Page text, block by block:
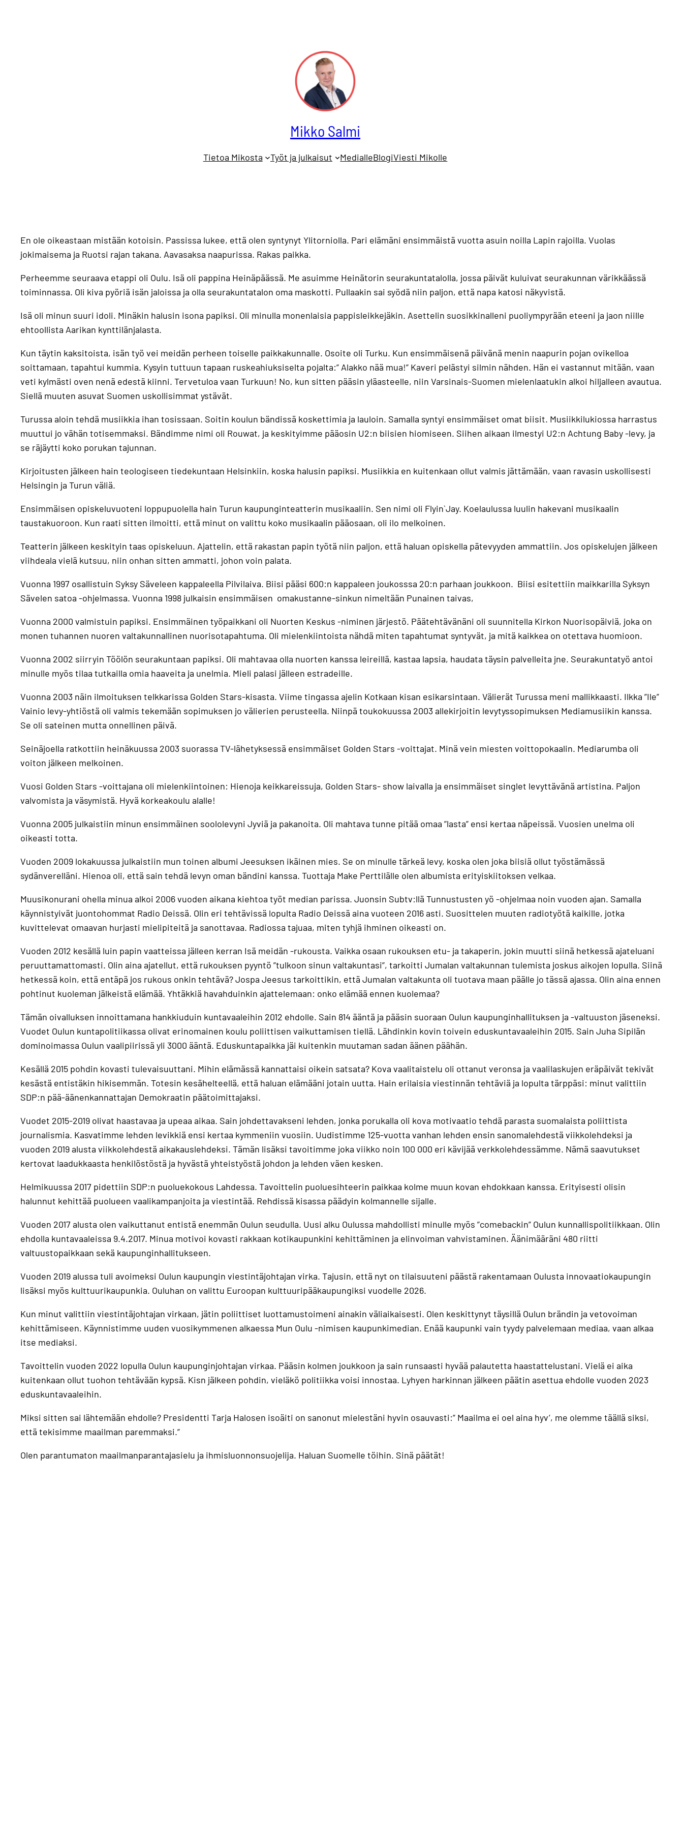
Mikko Salmi
Tietoa Mikosta Työt ja julkaisut MedialleBlogiViesti Mikolle
En ole oikeastaan mistään kotoisin. Passissa lukee, että olen syntynyt Ylitorniolla. Pari elämäni ensimmäistä vuotta asuin noilla Lapin rajoilla. Vuolas
jokimaisema ja Ruotsi rajan takana. Aavasaksa naapurissa. Rakas paikka.
Perheemme seuraava etappi oli Oulu. Isä oli pappina Heinäpäässä. Me asuimme Heinätorin seurakuntatalolla, jossa päivät kuluivat seurakunnan värikkäässä
toiminnassa. Oli kiva pyöriä isän jaloissa ja olla seurakuntatalon oma maskotti. Pullaakin sai syödä niin paljon, että napa katosi näkyvistä.
Isä oli minun suuri idoli. Minäkin halusin isona papiksi. Oli minulla monenlaisia pappisleikkejäkin. Asettelin suosikkinalleni puoliympyrään eteeni ja jaon niille
ehtoollista Aarikan kynttilänjalasta.
Kun täytin kaksitoista, isän työ vei meidän perheen toiselle paikkakunnalle. Osoite oli Turku. Kun ensimmäisenä päivänä menin naapurin pojan ovikelloa
soittamaan, tapahtui kummia. Kysyin tuttuun tapaan ruskeahiuksiselta pojalta:” Alakko nää mua!” Kaveri pelästyi silmin nähden. Hän ei vastannut mitään, vaan
veti kylmästi oven nenä edestä kiinni. Tervetuloa vaan Turkuun! No, kun sitten pääsin yläasteelle, niin Varsinais-Suomen mielenlaatukin alkoi hiljalleen avautua.
Siellä muuten asuvat Suomen uskollisimmat ystävät.
Turussa aloin tehdä musiikkia ihan tosissaan. Soitin koulun bändissä koskettimia ja lauloin. Samalla syntyi ensimmäiset omat biisit. Musiikkilukiossa harrastus
muuttui jo vähän totisemmaksi. Bändimme nimi oli Rouwat, ja keskityimme pääosin U2:n biisien hiomiseen. Siihen aikaan ilmestyi U2:n Achtung Baby -levy, ja
se räjäytti koko porukan tajunnan.
Kirjoitusten jälkeen hain teologiseen tiedekuntaan Helsinkiin, koska halusin papiksi. Musiikkia en kuitenkaan ollut valmis jättämään, vaan ravasin uskollisesti
Helsingin ja Turun väliä.
Ensimmäisen opiskeluvuoteni loppupuolella hain Turun kaupunginteatterin musikaaliin. Sen nimi oli Flyin`Jay. Koelaulussa luulin hakevani musikaalin
taustakuoroon. Kun raati sitten ilmoitti, että minut on valittu koko musikaalin pääosaan, oli ilo melkoinen.
Teatterin jälkeen keskityin taas opiskeluun. Ajattelin, että rakastan papin työtä niin paljon, että haluan opiskella pätevyyden ammattiin. Jos opiskelujen jälkeen
viihdeala vielä kutsuu, niin onhan sitten ammatti, johon voin palata.
Vuonna 1997 osallistuin Syksy Säveleen kappaleella Pilvilaiva. Biisi pääsi 600:n kappaleen joukosssa 20:n parhaan joukkoon. Biisi esitettiin maikkarilla Syksyn
Sävelen satoa -ohjelmassa. Vuonna 1998 julkaisin ensimmäisen omakustanne-sinkun nimeltään Punainen taivas,
Vuonna 2000 valmistuin papiksi. Ensimmäinen työpaikkani oli Nuorten Keskus -niminen järjestö. Päätehtävänäni oli suunnitella Kirkon Nuorisopäiviä, joka on
monen tuhannen nuoren valtakunnallinen nuorisotapahtuma. Oli mielenkiintoista nähdä miten tapahtumat syntyvät, ja mitä kaikkea on otettava huomioon.
Vuonna 2002 siirryin Töölön seurakuntaan papiksi. Oli mahtavaa olla nuorten kanssa leireillä, kastaa lapsia, haudata täysin palvelleita jne. Seurakuntatyö antoi
minulle myös tilaa tutkailla omia haaveita ja unelmia. Mieli palasi jälleen estradeille.
Vuonna 2003 näin ilmoituksen telkkarissa Golden Stars-kisasta. Viime tingassa ajelin Kotkaan kisan esikarsintaan. Välierät Turussa meni mallikkaasti. Ilkka ”Ile”
Vainio levy-yhtiöstä oli valmis tekemään sopimuksen jo välierien perusteella. Niinpä toukokuussa 2003 allekirjoitin levytyssopimuksen Mediamusiikin kanssa.
Se oli sateinen mutta onnellinen päivä.
Seinäjoella ratkottiin heinäkuussa 2003 suorassa TV-lähetyksessä ensimmäiset Golden Stars -voittajat. Minä vein miesten voittopokaalin. Mediarumba oli
voiton jälkeen melkoinen.
Vuosi Golden Stars -voittajana oli mielenkiintoinen: Hienoja keikkareissuja, Golden Stars- show laivalla ja ensimmäiset singlet levyttävänä artistina. Paljon
valvomista ja väsymistä. Hyvä korkeakoulu alalle!
Vuonna 2005 julkaistiin minun ensimmäinen soololevyni Jyviä ja pakanoita. Oli mahtava tunne pitää omaa ”lasta” ensi kertaa näpeissä. Vuosien unelma oli
oikeasti totta.
Vuoden 2009 lokakuussa julkaistiin mun toinen albumi Jeesuksen ikäinen mies. Se on minulle tärkeä levy, koska olen joka biisiä ollut työstämässä
sydänverelläni. Hienoa oli, että sain tehdä levyn oman bändini kanssa. Tuottaja Make Perttilälle olen albumista erityiskiitoksen velkaa.
Muusikonurani ohella minua alkoi 2006 vuoden aikana kiehtoa työt median parissa. Juonsin Subtv:llä Tunnustusten yö -ohjelmaa noin vuoden ajan. Samalla
käynnistyivät juontohommat Radio Deissä. Olin eri tehtävissä lopulta Radio Deissä aina vuoteen 2016 asti. Suosittelen muuten radiotyötä kaikille, jotka
kuvittelevat omaavan hurjasti mielipiteitä ja sanottavaa. Radiossa tajuaa, miten tyhjä ihminen oikeasti on.
Vuoden 2012 kesällä luin papin vaatteissa jälleen kerran Isä meidän -rukousta. Vaikka osaan rukouksen etu- ja takaperin, jokin muutti siinä hetkessä ajateluani
peruuttamattomasti. Olin aina ajatellut, että rukouksen pyyntö ”tulkoon sinun valtakuntasi”, tarkoitti Jumalan valtakunnan tulemista joskus aikojen lopulla. Siinä
hetkessä koin, että entäpä jos rukous onkin tehtävä? Jospa Jeesus tarkoittikin, että Jumalan valtakunta oli tuotava maan päälle jo tässä ajassa. Olin aina ennen
pohtinut kuoleman jälkeistä elämää. Yhtäkkiä havahduinkin ajattelemaan: onko elämää ennen kuolemaa?
Tämän oivalluksen innoittamana hankkiuduin kuntavaaleihin 2012 ehdolle. Sain 814 ääntä ja pääsin suoraan Oulun kaupunginhallituksen ja -valtuuston jäseneksi.
Vuodet Oulun kuntapolitiikassa olivat erinomainen koulu poliittisen vaikuttamisen tiellä. Lähdinkin kovin toivein eduskuntavaaleihin 2015. Sain Juha Sipilän
dominoimassa Oulun vaalipiirissä yli 3000 ääntä. Eduskuntapaikka jäi kuitenkin muutaman sadan äänen päähän.
Kesällä 2015 pohdin kovasti tulevaisuuttani. Mihin elämässä kannattaisi oikein satsata? Kova vaalitaistelu oli ottanut veronsa ja vaalilaskujen eräpäivät tekivät
kesästä entistäkin hikisemmän. Totesin kesähelteellä, että haluan elämääni jotain uutta. Hain erilaisia viestinnän tehtäviä ja lopulta tärppäsi: minut valittiin
SDP:n pää-äänenkannattajan Demokraatin päätoimittajaksi.
Vuodet 2015-2019 olivat haastavaa ja upeaa aikaa. Sain johdettavakseni lehden, jonka porukalla oli kova motivaatio tehdä parasta suomalaista poliittista
journalismia. Kasvatimme lehden levikkiä ensi kertaa kymmeniin vuosiin. Uudistimme 125-vuotta vanhan lehden ensin sanomalehdestä viikkolehdeksi ja
vuoden 2019 alusta viikkolehdestä aikakauslehdeksi. Tämän lisäksi tavoitimme joka viikko noin 100 000 eri kävijää verkkolehdessämme. Nämä saavutukset
kertovat laadukkaasta henkilöstöstä ja hyvästä yhteistyöstä johdon ja lehden väen kesken.
Helmikuussa 2017 pidettiin SDP:n puoluekokous Lahdessa. Tavoittelin puoluesihteerin paikkaa kolme muun kovan ehdokkaan kanssa. Erityisesti olisin
halunnut kehittää puolueen vaalikampanjoita ja viestintää. Rehdissä kisassa päädyin kolmannelle sijalle.
Vuoden 2017 alusta olen vaikuttanut entistä enemmän Oulun seudulla. Uusi alku Oulussa mahdollisti minulle myös ”comebackin” Oulun kunnallispolitiikkaan. Olin
ehdolla kuntavaaleissa 9.4.2017. Minua motivoi kovasti rakkaan kotikaupunkini kehittäminen ja elinvoiman vahvistaminen. Äänimääräni 480 riitti
valtuustopaikkaan sekä kaupunginhallitukseen.
Vuoden 2019 alussa tuli avoimeksi Oulun kaupungin viestintäjohtajan virka. Tajusin, että nyt on tilaisuuteni päästä rakentamaan Oulusta innovaatiokaupungin
lisäksi myös kulttuurikaupunkia. Ouluhan on valittu Euroopan kulttuuripääkaupungiksi vuodelle 2026.
Kun minut valittiin viestintäjohtajan virkaan, jätin poliittiset luottamustoimeni ainakin väliaikaisesti. Olen keskittynyt täysillä Oulun brändin ja vetovoiman
kehittämiseen. Käynnistimme uuden vuosikymmenen alkaessa Mun Oulu -nimisen kaupunkimedian. Enää kaupunki vain tyydy palvelemaan mediaa, vaan alkaa
itse mediaksi.
Tavoittelin vuoden 2022 lopulla Oulun kaupunginjohtajan virkaa. Pääsin kolmen joukkoon ja sain runsaasti hyvää palautetta haastattelustani. Vielä ei aika
kuitenkaan ollut tuohon tehtävään kypsä. Kisn jälkeen pohdin, vieläkö politiikka voisi innostaa. Lyhyen harkinnan jälkeen päätin asettua ehdolle vuoden 2023
eduskuntavaaleihin.
Miksi sitten sai lähtemään ehdolle? Presidentti Tarja Halosen isoäiti on sanonut mielestäni hyvin osauvasti:” Maailma ei oel aina hyv’, me olemme täällä siksi,
että tekisimme maailman paremmaksi.”
Olen parantumaton maailmanparantajasielu ja ihmisluonnonsuojelija. Haluan Suomelle töihin. Sinä päätät!